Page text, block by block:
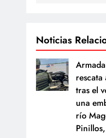
Noticias
rescata
tras el
una
río